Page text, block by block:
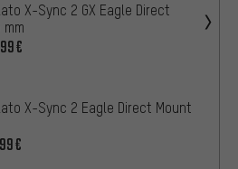
X-Sync 2 GX Eagle Direct
X-Sync 2 Eagle Direct Mount